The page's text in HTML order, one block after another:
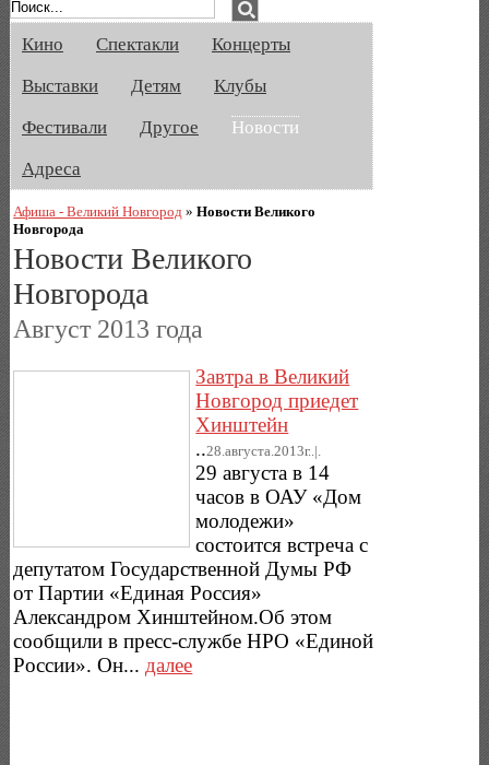
Кино Спектакли
Концерты
Выставки
Детям
Клубы
Фестивали
Другое
Новости
Адреса
Афиша - Великий Новгород »Новости Великого
Новгорода
Новости Великого
Новгорода
Август 2013 года
Завтра в Великий
Новгород приедет
Хинштейн
..28.августа.2013г..|.
29 августа в 14
часов в ОАУ «Дом
молодежи»
состоится встреча с
депутатом Государственной Думы РФ
от Партии «Единая Россия»
Александром Хинштейном.Об этом
сообщили в пресс-службе НРО «Единой
России». Он... далее